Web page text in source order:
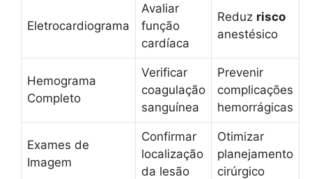
Eletrocardiograma
Avaliar
função
cardíaca
Reduz risco
anestésico
Hemograma
Completo
Verificar
coagulação
sanguínea
Prevenir
complicações
hemorrágicas
Exames de
Imagem
Confirmar
localização
da lesão
Otimizar
planejamento
cirúrgico